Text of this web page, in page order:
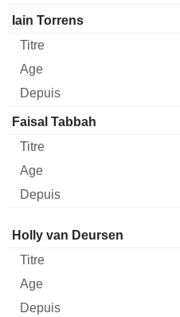
Iain Torrens
Faisal Tabbah
Administrateur Titre
Holly van Deursen